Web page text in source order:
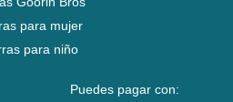
para mujer
para niño
Puedes pagar con: